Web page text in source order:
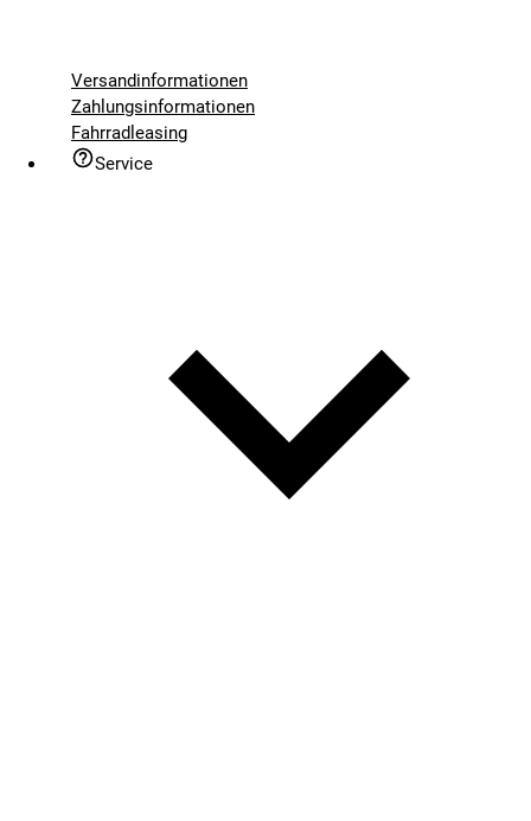
Versandinformationen
Zahlungsinformationen
Fahrradleasing
Service